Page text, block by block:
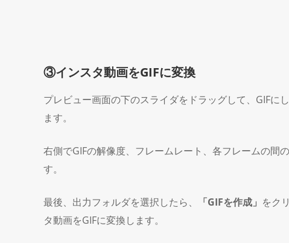
③インスタ動画をGIFに変換
プレビュー画面の下のスライダをドラッグして、GIFに
ます。
右側でGIFの解像度、フレームレート、各フレームの間
す。
最後、出力フォルダを選択したら、 「GIFを作成」 をク
タ動画をGIFに変換します。